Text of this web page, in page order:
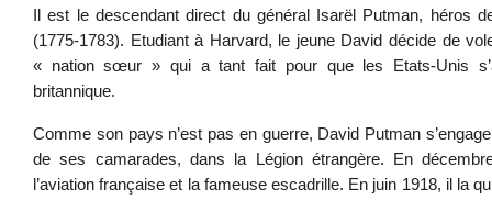
Il est le descendant direct du général Isarël Putman, héros
(1775-1783). Etudiant à Harvard, le jeune David décide de
« nation sœur » qui a tant fait pour que les Etats-Unis
britannique.
Comme son pays n’est pas en guerre, David Putman
de ses camarades, dans la Légion étrangère. En
l’aviation française et la fameuse escadrille. En juin 1918, il la